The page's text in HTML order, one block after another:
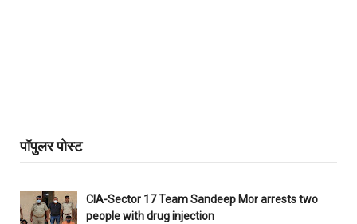
पॉपुलर पोस्ट
CIA-Sector 17 Team Sandeep Mor arrests two
people with drug injection